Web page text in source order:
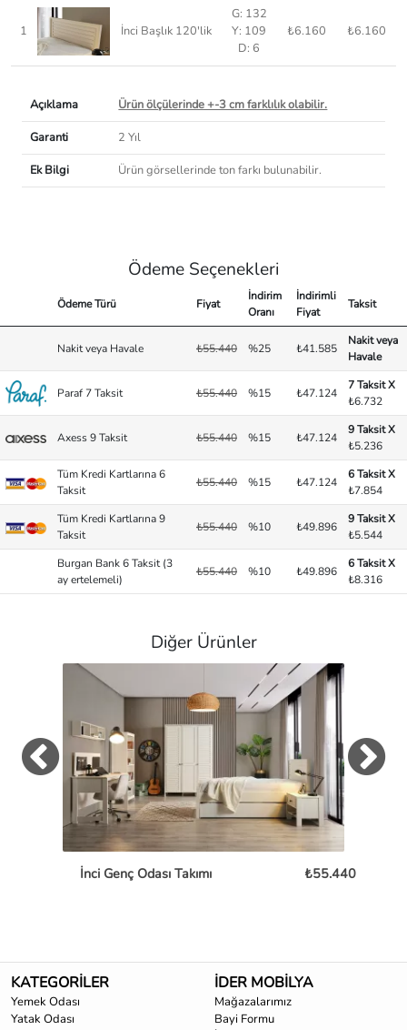
1 İnci Başlık 120'lik
G: 132
Y: 109
D: 6
₺6.160 ₺6.160
Açıklama
Ürün ölçülerinde +-3 cm farklılık olabilir.
Garanti
2 Yıl
Ek Bilgi
Ürün görsellerinde ton farkı bulunabilir.
Ödeme Seçenekleri
Ödeme Türü Fiyat
İndirim
Oranı
İndirimli
Fiyat
Taksit
Nakit veya Havale ₺55.440 %25 ₺41.585
Nakit veya
Havale
Paraf 7 Taksit ₺55.440 %15 ₺47.124
7 Taksit X
₺6.732
Axess 9 Taksit ₺55.440 %15 ₺47.124
9 Taksit X
₺5.236
Tüm Kredi Kartlarına 6
Taksit
₺55.440 %15 ₺47.124
6 Taksit X
₺7.854
Tüm Kredi Kartlarına 9
Taksit
₺55.440 %10 ₺49.896
9 Taksit X
₺5.544
Burgan Bank 6 Taksit (3
ay ertelemeli)
₺55.440 %10 ₺49.896
6 Taksit X
₺8.316
Diğer Ürünler
İnci Genç Odası Takımı ₺55.440
KATEGORİLER
Yemek Odası
Yatak Odası
İDER MOBİLYA
Mağazalarımız
Bayi Formu